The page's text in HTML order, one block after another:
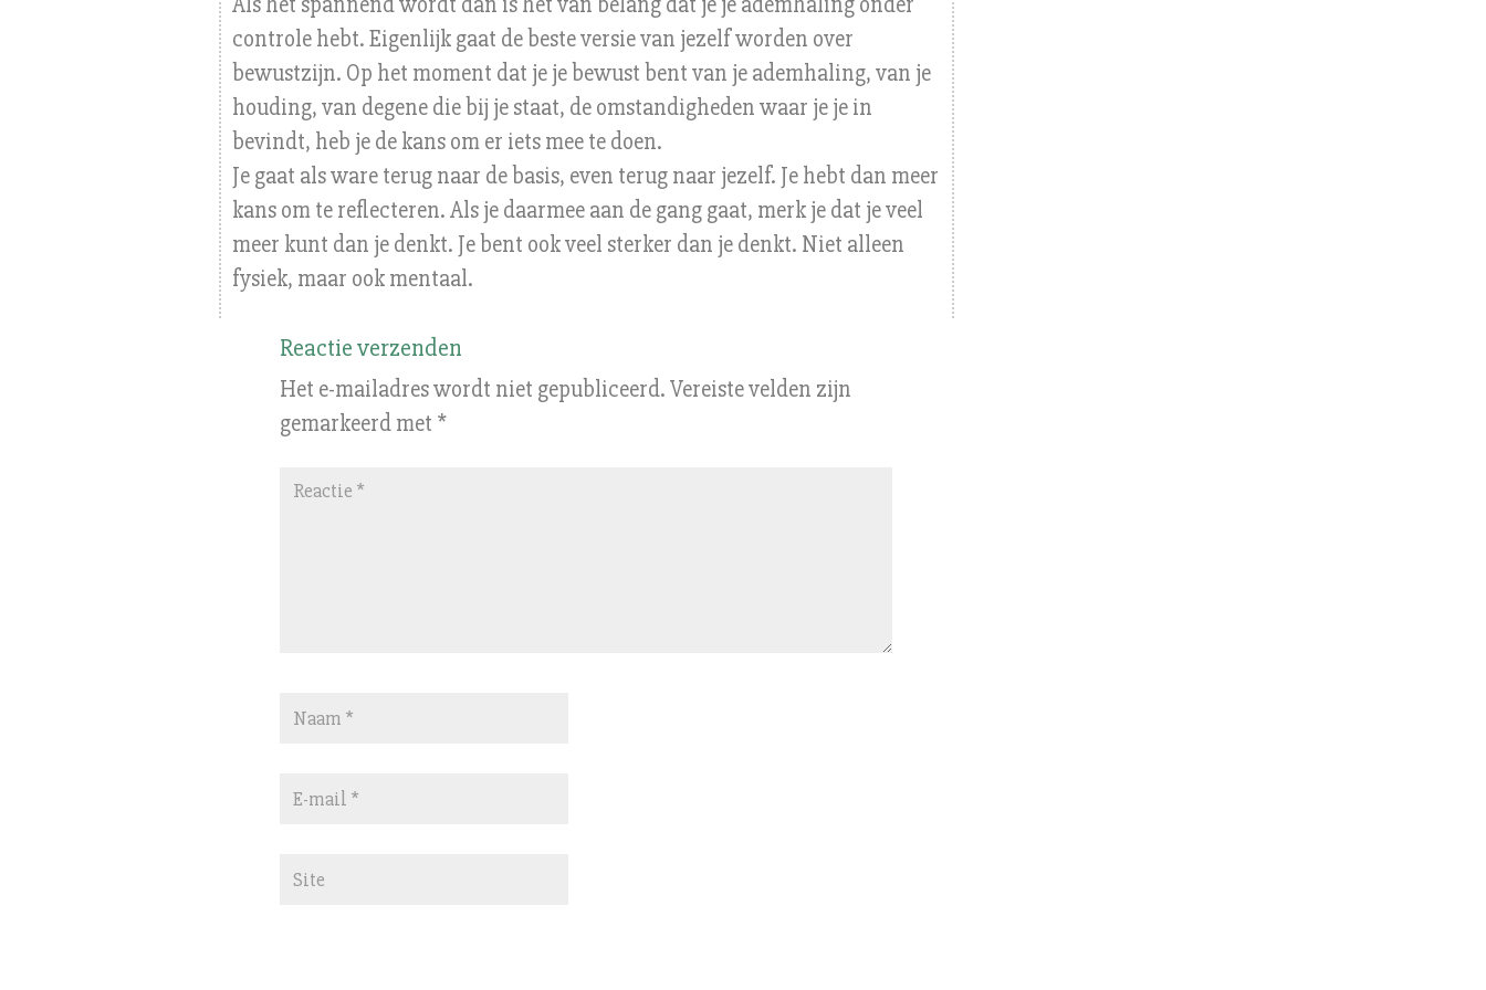
controle hebt. Eigenlijk gaat de beste versie van jezelf worden over
bewustzijn. Op het moment dat je je bewust bent van je ademhaling, van je
houding, van degene die bij je staat, de omstandigheden waar je je in
bevindt, heb je de kans om er iets mee te doen.
Je gaat als ware terug naar de basis, even terug naar jezelf. Je hebt dan meer
kans om te reflecteren. Als je daarmee aan de gang gaat, merk je dat je veel
meer kunt dan je denkt. Je bent ook veel sterker dan je denkt. Niet alleen
fysiek, maar ook mentaal.
Reactie verzenden
Het e-mailadres wordt niet gepubliceerd. Vereiste velden zijn
gemarkeerd met *